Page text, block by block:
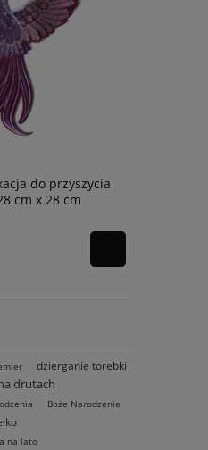
złoy aplikacja do
22 cm
dzierganie torebki
drutach
Boże Narodzenie
na lato